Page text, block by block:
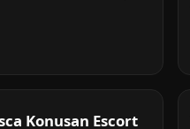
Konusan Escort